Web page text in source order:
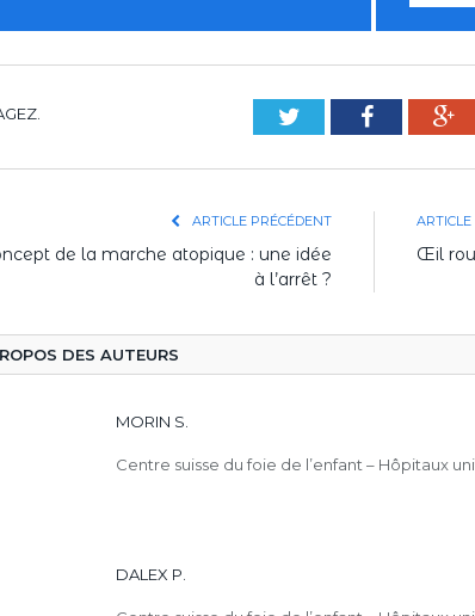
TwitterFacebook
ARTICLE PRÉCÉDENT
de la marche atopique : une idée
à l’arrêt ?
Œil
DES AUTEURS
MORIN S.
Centre suisse du foie de l’enfant – Hôpitaux
DALEX P.